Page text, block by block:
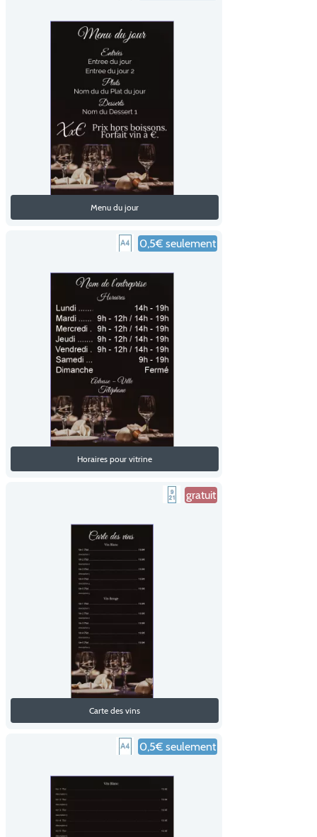
Menu du jour
0,5€ seulement
Horaires pour vitrine
gratuit
Carte des vins
0,5€ seulement